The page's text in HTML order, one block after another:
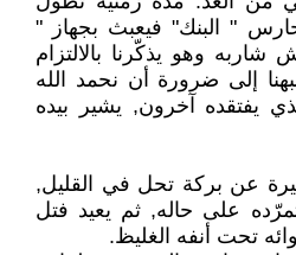
" البنك" فيعبث بجهاز "
وهو يذكّرنا بالالتزام
إلى ضرورة أن نحمد الله
يفتقده آخرون, يشير بيده
عن بركة تحل في القليل,
على حاله, ثم يعيد فتل
تحت أنفه الغليظ.